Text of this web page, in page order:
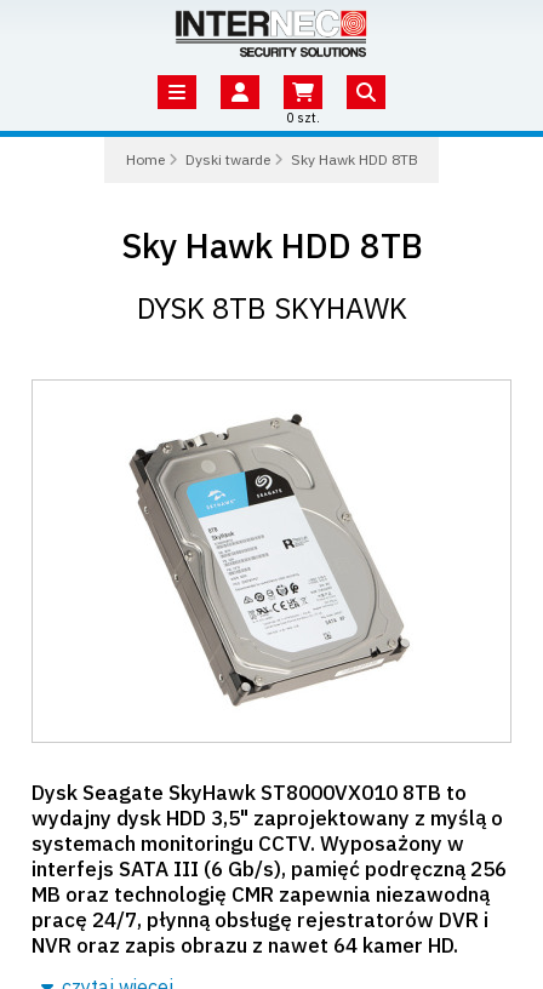
0 szt.
Home Dyski twarde Sky Hawk HDD 8TB
Sky Hawk HDD 8TB
DYSK 8TB SKYHAWK
Dysk Seagate SkyHawk ST8000VX010 8TB to
wydajny dysk HDD 3,5" zaprojektowany z myślą o
systemach monitoringu CCTV. Wyposażony w
interfejs SATA III (6 Gb/s), pamięć podręczną 256
MB oraz technologię CMR zapewnia niezawodną
pracę 24/7, płynną obsługę rejestratorów DVR i
NVR oraz zapis obrazu z nawet 64 kamer HD.